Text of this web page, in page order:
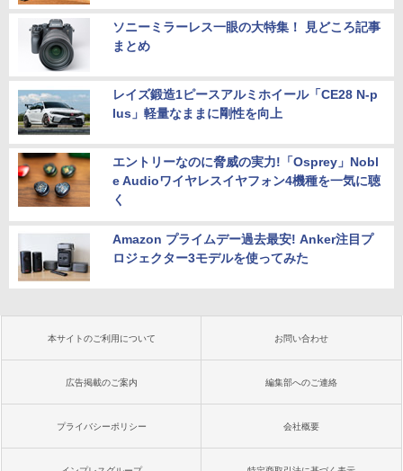
ソニーミラーレス一眼の大特集！ 見どころ記事
まとめ
レイズ鍛造1ピースアルミホイール「CE28 N-p
lus」軽量なままに剛性を向上
エントリーなのに脅威の実力!「Osprey」Nobl
e Audioワイヤレスイヤフォン4機種を一気に聴
く
Amazon プライムデー過去最安! Anker注目プ
ロジェクター3モデルを使ってみた
本サイトのご利用について お問い合わせ
広告掲載のご案内 編集部へのご連絡
プライバシーポリシー 会社概要